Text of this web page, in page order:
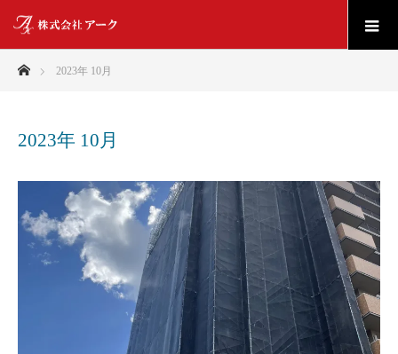
ホーム2023年 10月
2023年 10月